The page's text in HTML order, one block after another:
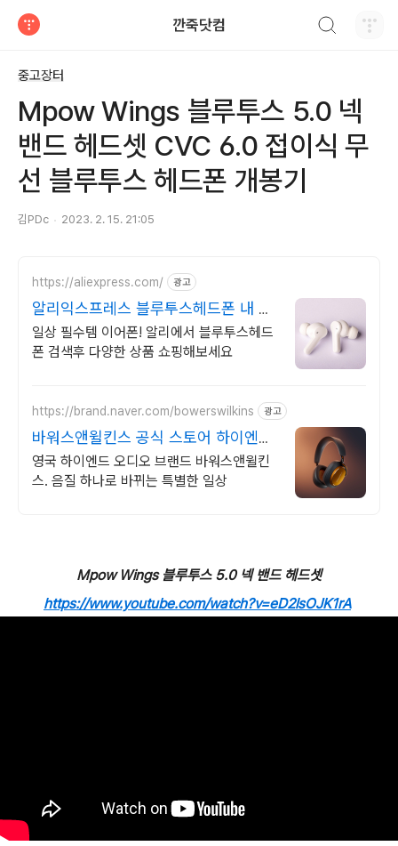
깐죽닷컴
중고장터
Mpow Wings 블루투스 5.0 넥
밴드 헤드셋 CVC 6.0 접이식 무
선 블루투스 헤드폰 개봉기
김PDc 2023. 2. 15. 21:05
https://aliexpress.com/ 광고
알리익스프레스 블루투스헤드폰 내 맘
에 쏙드는 오늘의 특가
일상 필수템 이어폰! 알리에서 블루투스헤드
폰 검색후 다양한 상품 쇼핑해보세요
https://brand.naver.com/bowerswilkins 광고
바워스앤윌킨스 공식 스토어 하이엔드
명품 오디오
영국 하이엔드 오디오 브랜드 바워스앤윌킨
스. 음질 하나로 바뀌는 특별한 일상
Mpow Wings 블루투스 5.0 넥 밴드 헤드셋
https://www.youtube.com/watch?v=eD2lsOJK1rA